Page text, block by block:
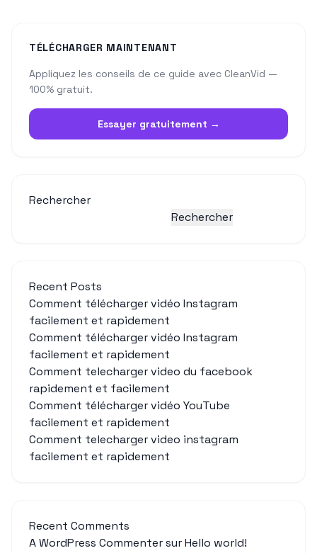
TÉLÉCHARGER MAINTENANT
Appliquez les conseils de ce guide avec CleanVid —
100% gratuit.
Essayer gratuitement →
Rechercher
Rechercher
Recent Posts
Comment télécharger vidéo Instagram
facilement et rapidement
Comment télécharger vidéo Instagram
facilement et rapidement
Comment telecharger video du facebook
rapidement et facilement
Comment télécharger vidéo YouTube
facilement et rapidement
Comment telecharger video instagram
facilement et rapidement
Recent Comments
A WordPress CommentersurHello world!